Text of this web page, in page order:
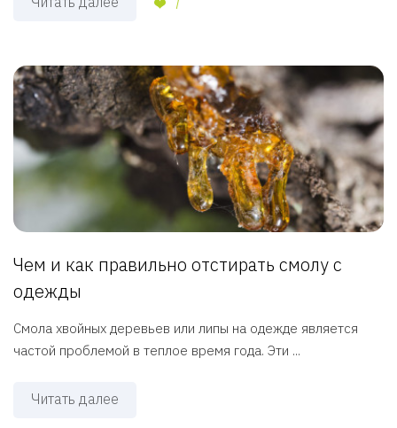
Чем и как правильно отстирать смолу с
одежды
Смола хвойных деревьев или липы на одежде является
частой проблемой в теплое время года. Эти ...
Читать далее